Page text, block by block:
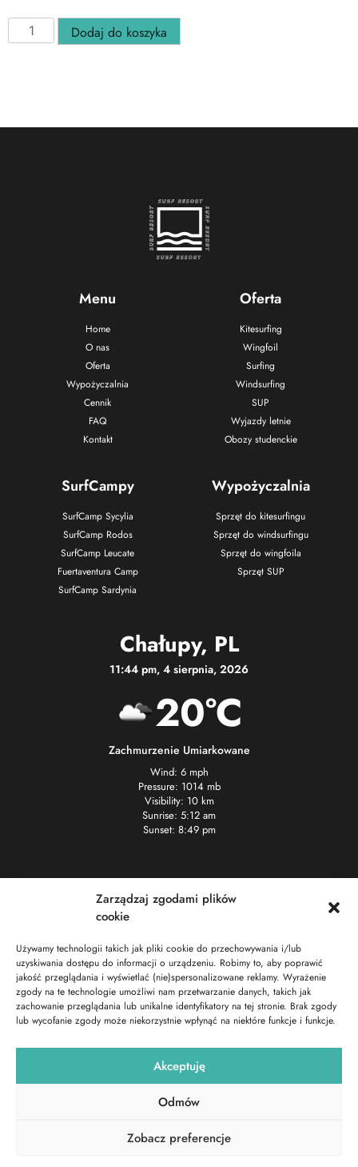
Zarządzaj zgodami plików
cookie
Używamy technologii takich jak pliki cookie do przechowywania i/lub
uzyskiwania dostępu do informacji o urządzeniu. Robimy to, aby poprawić
jakość przeglądania i wyświetlać (nie)spersonalizowane reklamy. Wyrażenie
zgody na te technologie umożliwi nam przetwarzanie danych, takich jak
zachowanie przeglądania lub unikalne identyfikatory na tej stronie. Brak zgody
lub wycofanie zgody może niekorzystnie wpłynąć na niektóre funkcje i funkcje.
Akceptuję
Odmów
Zobacz preferencje
Dodaj do koszyka
Menu
Home
O nas
Oferta
Wypożyczalnia
Cennik
FAQ
Kontakt
Oferta
Kitesurfing
Wingfoil
Surfing
Windsurfing
SUP
Wyjazdy letnie
Obozy studenckie
SurfCampy
SurfCamp Sycylia
SurfCamp Rodos
SurfCamp Leucate
Fuertaventura Camp
SurfCamp Sardynia
Wypożyczalnia
Sprzęt do kitesurfingu
Sprzęt do windsurfingu
Sprzęt do wingfoila
Sprzęt SUP
Chałupy, PL
11:44 pm, 4 sierpnia, 2026
20°C
Zachmurzenie Umiarkowane
Wind: 6 mph
Pressure: 1014 mb
Visibility: 10 km
Sunrise: 5:12 am
Sunset: 8:49 pm
Kontakt
info@surfresort.pl
Chałupy 7
Social media